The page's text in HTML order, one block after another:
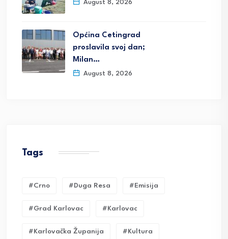
August 8, 2026
Općina Cetingrad
proslavila svoj dan;
Milan…
August 8, 2026
Tags
#crno #duga Resa #emisija
#grad Karlovac #karlovac
#karlovačka Županija #kultura